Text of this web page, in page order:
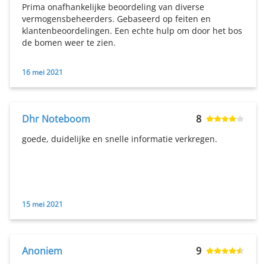
Prima onafhankelijke beoordeling van diverse
vermogensbeheerders. Gebaseerd op feiten en
klantenbeoordelingen. Een echte hulp om door het bos
de bomen weer te zien.
16 mei 2021
Dhr Noteboom 8
goede, duidelijke en snelle informatie verkregen.
15 mei 2021
Anoniem 9